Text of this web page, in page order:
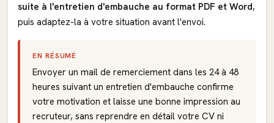
suite à l'entretien d'embauche au format PDF et Word,
puis adaptez-la à votre situation avant l'envoi.
EN RÉSUMÉ
Envoyer un mail de remerciement dans les 24 à 48
heures suivant un entretien d'embauche confirme
votre motivation et laisse une bonne impression au
recruteur, sans reprendre en détail votre CV ni